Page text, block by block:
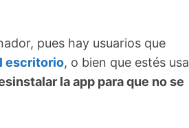
pues hay usuarios que
escritorio, o bien que estés
la app para que no se